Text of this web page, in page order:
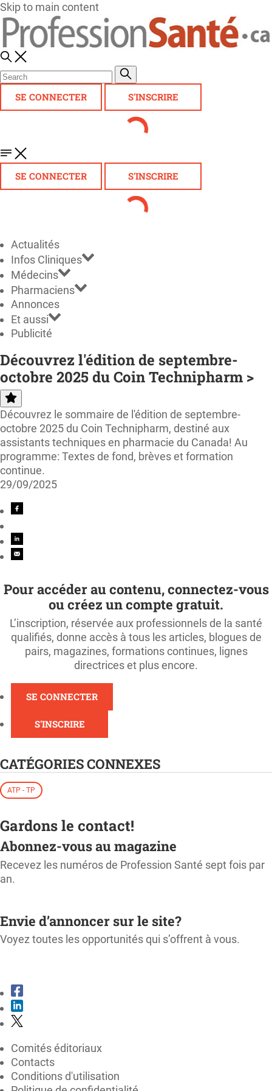
Skip to main content
SE CONNECTER S'INSCRIRE
SE CONNECTER S'INSCRIRE
Actualités
Infos Cliniques
Médecins
Pharmaciens
Annonces
Et aussi
Publicité
Découvrez l'édition de septembre-
octobre 2025 du Coin Technipharm >
Découvrez le sommaire de l'édition de septembre-
octobre 2025 du Coin Technipharm, destiné aux
assistants techniques en pharmacie du Canada! Au
programme: Textes de fond, brèves et formation
continue.
29/09/2025
Pour accéder au contenu, connectez-vous
ou créez un compte gratuit.
L’inscription, réservée aux professionnels de la santé
qualifiés, donne accès à tous les articles, blogues de
pairs, magazines, formations continues, lignes
directrices et plus encore.
SE CONNECTER
S'INSCRIRE
CATÉGORIES CONNEXES
ATP - TP
Gardons le contact!
Abonnez-vous au magazine
Recevez les numéros de Profession Santé sept fois par
an.
Envie d’annoncer sur le site?
Voyez toutes les opportunités qui s’offrent à vous.
Comités éditoriaux
Contacts
Conditions d'utilisation